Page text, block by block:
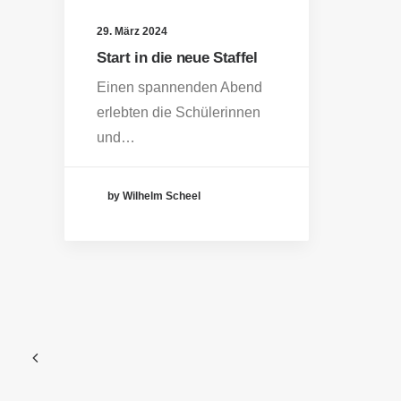
29. März 2024
Start in die neue Staffel
Einen spannenden Abend
erlebten die Schülerinnen
und…
by Wilhelm Scheel